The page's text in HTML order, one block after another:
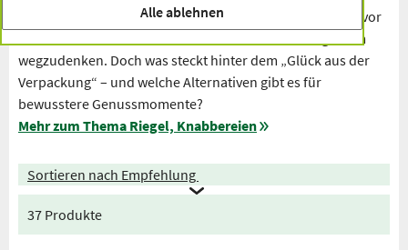
Ob Schokoriegel an der Kasse oder salzige Knabbereien vor
dem Fernseher – kleine Snacks sind aus dem Alltag kaum
wegzudenken. Doch was steckt hinter dem „Glück aus der
Verpackung“ – und welche Alternativen gibt es für
bewusstere Genussmomente?
Mehr zum Thema Riegel, Knabbereien
Sortieren nach Empfehlung
37 Produkte
Alle ablehnen